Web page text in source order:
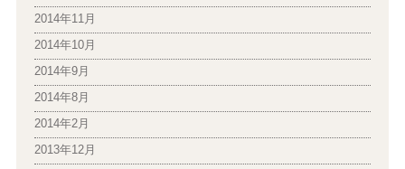
2014年11月
2014年10月
2014年9月
2014年8月
2014年2月
2013年12月